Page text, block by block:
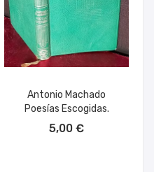
Antonio Machado
Poesías Escogidas.
5,00 €